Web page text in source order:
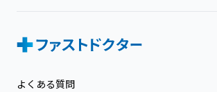
よくある質問